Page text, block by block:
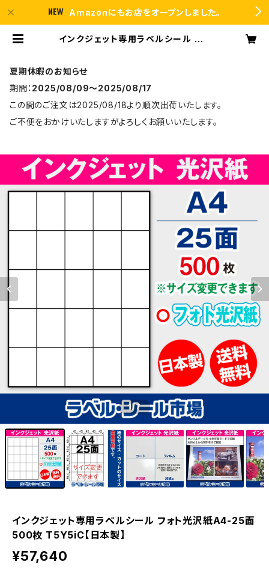
Amazonにもお店をオープンしました。
インクジェット専用ラベルシール フォ
夏期休暇のお知らせ
期間： 2025/08/09〜2025/08/17
この間のご注文は2025/08/18より順次出荷いたします。
ご不便をおかけいたしますがよろしくお願いいたします。
1/7
インクジェット専用ラベルシール フォト光沢紙A4-25面
500枚 T5Y5iC【日本製】
¥57,640